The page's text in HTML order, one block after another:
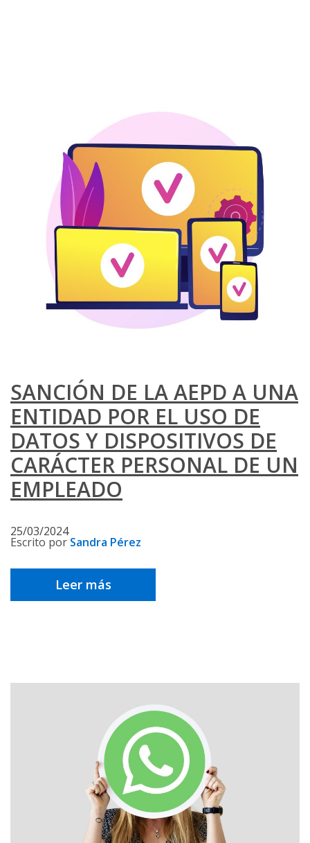
SANCIÓN DE LA AEPD A UNA
ENTIDAD POR EL USO DE
DATOS Y DISPOSITIVOS DE
CARÁCTER PERSONAL DE UN
EMPLEADO
25/03/2024
Escrito por Sandra Pérez
Leer más